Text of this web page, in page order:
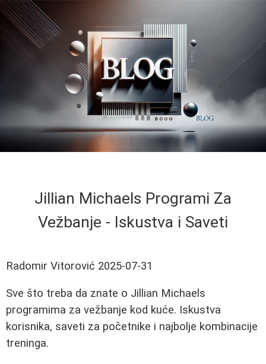
Jillian Michaels Programi Za
Vežbanje - Iskustva i Saveti
Radomir Vitorović 2025-07-31
Sve što treba da znate o Jillian Michaels
programima za vežbanje kod kuće. Iskustva
korisnika, saveti za početnike i najbolje kombinacije
treninga.